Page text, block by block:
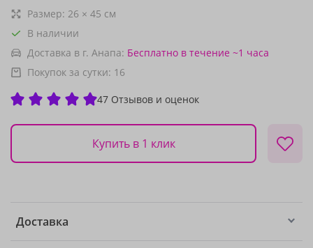
Размер: 26 × 45 см
В наличии
Доставка в г. Анапа: Бесплатно в течение ~1 часа
Покупок за сутки: 16
47 Отзывов и оценок
Купить в 1 клик
Доставка